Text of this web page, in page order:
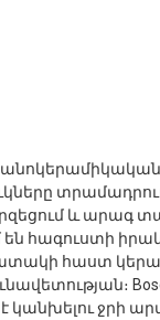
և արագ
հագուստի
հաստ
ջրի